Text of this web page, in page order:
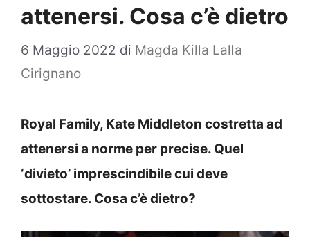
attenersi. Cosa c’è dietro
6 Maggio 2022 di Magda Killa Lalla
Cirignano
Royal Family, Kate Middleton costretta ad
attenersi a norme per precise. Quel
‘divieto’ imprescindibile cui deve
sottostare. Cosa c’è dietro?